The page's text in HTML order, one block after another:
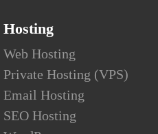
Hosting
Web Hosting
Private Hosting (VPS)
Email Hosting
SEO Hosting